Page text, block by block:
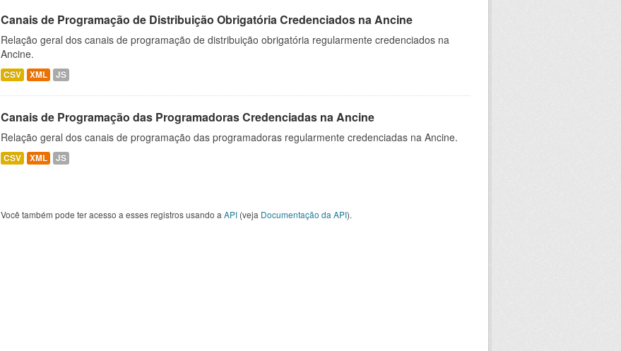
Canais de Programação de Distribuição Obrigatória Credenciados na Ancine
Relação geral dos canais de programação de distribuição obrigatória regularmente credenciados na
Ancine.
CSV XML JS
Canais de Programação das Programadoras Credenciadas na Ancine
Relação geral dos canais de programação das programadoras regularmente credenciadas na Ancine.
CSV XML JS
Você também pode ter acesso a esses registros usando a API (veja Documentação da API).